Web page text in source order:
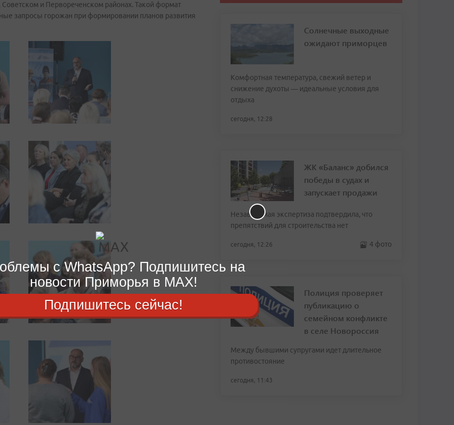
и Первореченском районах. Такой формат
запросы горожан при формировании планов развития
Солнечные выходные
ожидают приморцев
Комфортная температура, свежий ветер и
снижение духоты — идеальные условия для
отдыха
сегодня, 12:28
ЖК «Баланс» добился
победы в судах и
запускает продажи
Независимая экспертиза подтвердила, что
препятствий для строительства нет
сегодня, 12:26 4 фото
Полиция проверяет
публикацию о
семейном конфликте
в селе Новороссия
Между бывшими супругами идет длительное
противостояние
сегодня, 11:43
с WhatsApp? Подпишитесь на
новости Приморья в MAX!
Подпишитесь сейчас!